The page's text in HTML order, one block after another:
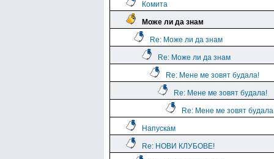
Комита
Може ли да знам
Re: Може ли да знам
Re: Може ли да знам
Re: Мене ме зовят будала!
Re: Мене ме зовят будала!
Re: Мене ме зовят
Напускам
Re: НОВИ КЛУБОВЕ!